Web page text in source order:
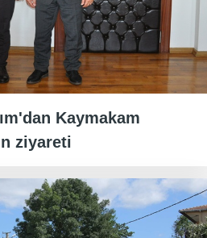
Kaymakam
ziyareti